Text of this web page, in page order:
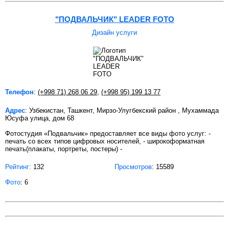
"ПОДВАЛЬЧИК" LEADER FOTO
Дизайн услуги
Телефон: (+998 71) 268 06 29, (+998 95) 199 13 77
Адрес: Узбекистан, Ташкент, Мирзо-Улугбекский район , Мухаммада
Юсуфа улица, дом 68
Фотостудия «Подвальчик» предоставляет все виды фото услуг: -
печать со всех типов цифровых носителей, - широкоформатная
печать(плакаты, портреты, постеры) -
Рейтинг: 132 Просмотров: 15589
Фото: 6